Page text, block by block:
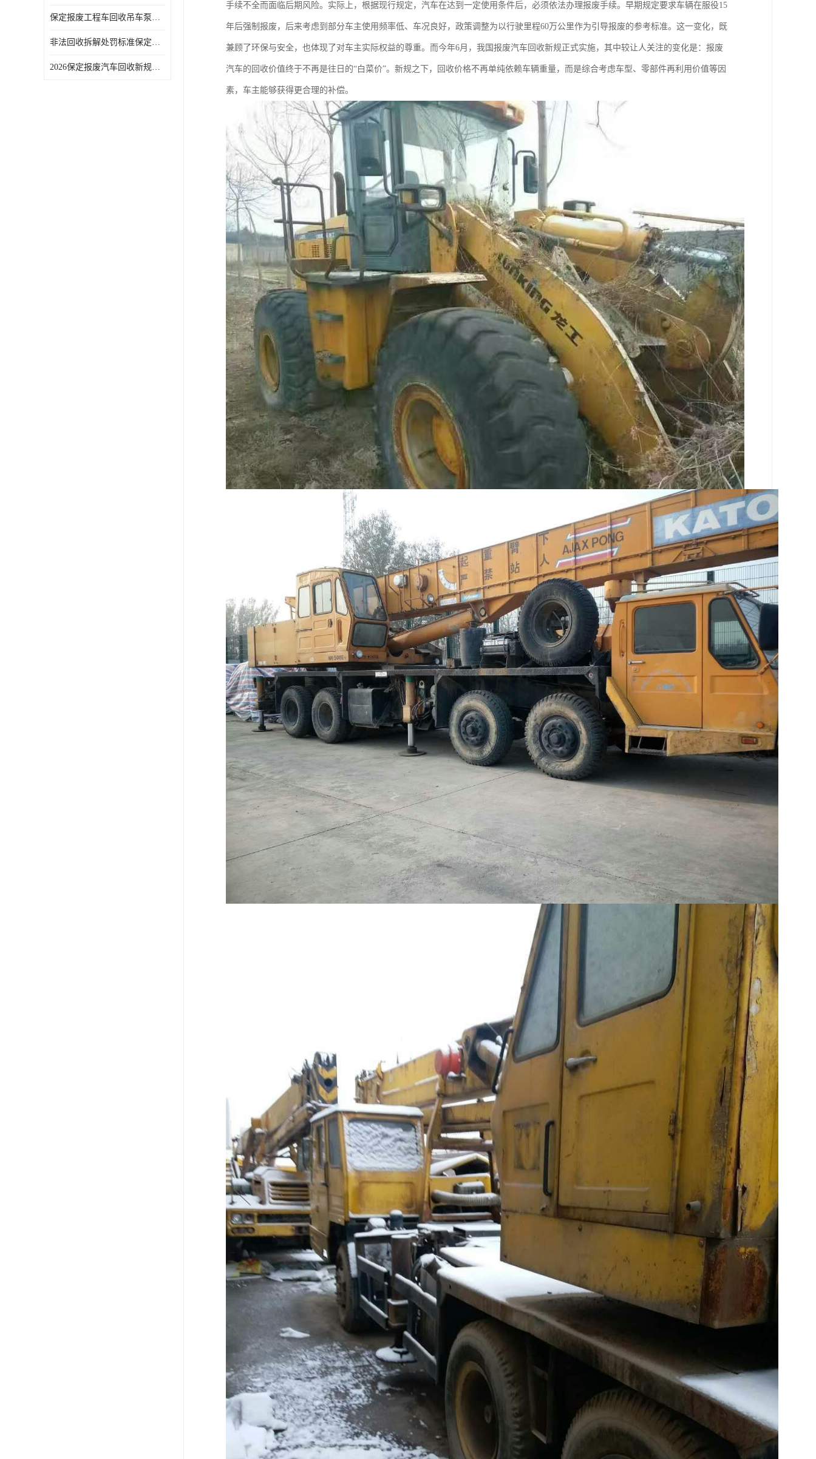
保定报废工程车回收吊车泵车挖掘机回收拆解
非法回收拆解处罚标准保定报废车合规提示
2026保定报废汽车回收新规解读车主必看
手续不全而面临后期风险。实际上，根据现行规定，汽车在达到一定使用条件后，必须依法办理报废手续。早期规定要求车辆在服役15
年后强制报废，后来考虑到部分车主使用频率低、车况良好，政策调整为以行驶里程60万公里作为引导报废的参考标准。这一变化，既
兼顾了环保与安全，也体现了对车主实际权益的尊重。而今年6月，我国报废汽车回收新规正式实施，其中较让人关注的变化是：报废
汽车的回收价值终于不再是往日的“白菜价”。新规之下，回收价格不再单纯依赖车辆重量，而是综合考虑车型、零部件再利用价值等因
素，车主能够获得更合理的补偿。